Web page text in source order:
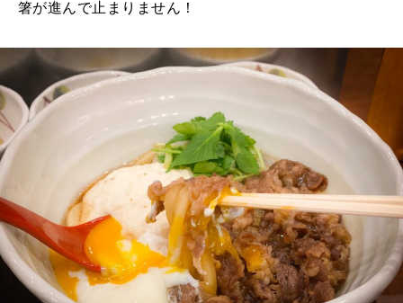
箸が進んで止まりません！